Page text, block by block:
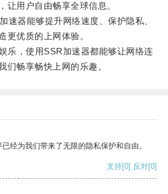
让用户自由畅享全球信息。
器能够提升网络速度、保护隐私、
更优质的上网体验。
，使用SSR加速器都能够让网络连
们畅享畅快上网的乐趣。
经为我们带来了无限的隐私保护和自由。
支持[0] 反对[0]